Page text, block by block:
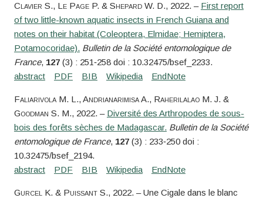
Clavier S., Le PageP. & ShepardW. D., 2022. – First report
of two little-known aquatic insects in French Guiana and
notes on their habitat (Coleoptera, Elmidae; Hemiptera,
Potamocoridae). Bulletin de la Société entomologique de
France, 127(3) : 251‑258 doi : 10.32475/bsef_2233.
FaliarivolaM. L., AndrianarimisaA., RaherilalaoM. J. &
Goodman S. M., 2022. – Diversité des Arthropodes de sous-
bois des forêts sèches de Madagascar. Bulletin de la Société
entomologique de France, 127(3) : 233‑250 doi :
10.32475/bsef_2194.
Gurcel K. & PuissantS., 2022. – Une Cigale dans le blanc